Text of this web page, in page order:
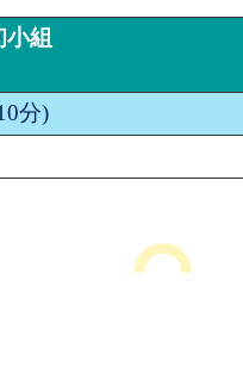
組
分)